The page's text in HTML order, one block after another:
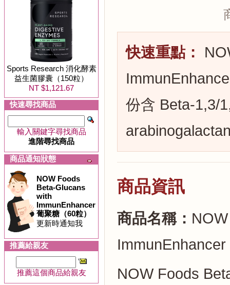
Sports Research 消化酵素
益生菌膠囊（150粒）
NT $1,121.67
快速尋找商品
輸入關鍵字尋找商品
進階尋找商品
商品通知狀態
NOW Foods
Beta-Glucans
with
ImmunEnhancer
葡聚糖（60粒）
更新時通知我
推薦給親友
推薦這個商品給親友
快速重點：
份含 Beta-1,3/
商品資訊
商品名稱：
NOW Foods